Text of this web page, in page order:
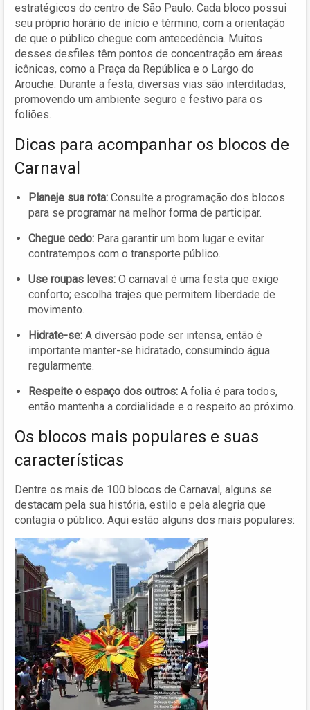
estratégicos do centro de São Paulo. Cada bloco possui
seu próprio horário de início e término, com a orientação
de que o público chegue com antecedência. Muitos
desses desfiles têm pontos de concentração em áreas
icônicas, como a Praça da República e o Largo do
Arouche. Durante a festa, diversas vias são interditadas,
promovendo um ambiente seguro e festivo para os
foliões.
Dicas para acompanhar os blocos de
Carnaval
Planeje sua rota: Consulte a programação dos blocos
para se programar na melhor forma de participar.
Chegue cedo: Para garantir um bom lugar e evitar
contratempos com o transporte público.
Use roupas leves: O carnaval é uma festa que exige
conforto; escolha trajes que permitem liberdade de
movimento.
Hidrate-se: A diversão pode ser intensa, então é
importante manter-se hidratado, consumindo água
regularmente.
Respeite o espaço dos outros: A folia é para todos,
então mantenha a cordialidade e o respeito ao próximo.
Os blocos mais populares e suas
características
Dentre os mais de 100 blocos de Carnaval, alguns se
destacam pela sua história, estilo e pela alegria que
contagia o público. Aqui estão alguns dos mais populares: